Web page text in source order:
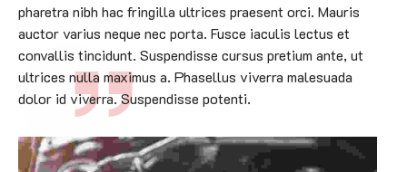
pharetra nibh hac fringilla ultrices praesent orci. Mauris
auctor varius neque nec porta. Fusce iaculis lectus et
convallis tincidunt. Suspendisse cursus pretium ante, ut
ultrices nulla maximus a. Phasellus viverra malesuada
dolor id viverra. Suspendisse potenti.